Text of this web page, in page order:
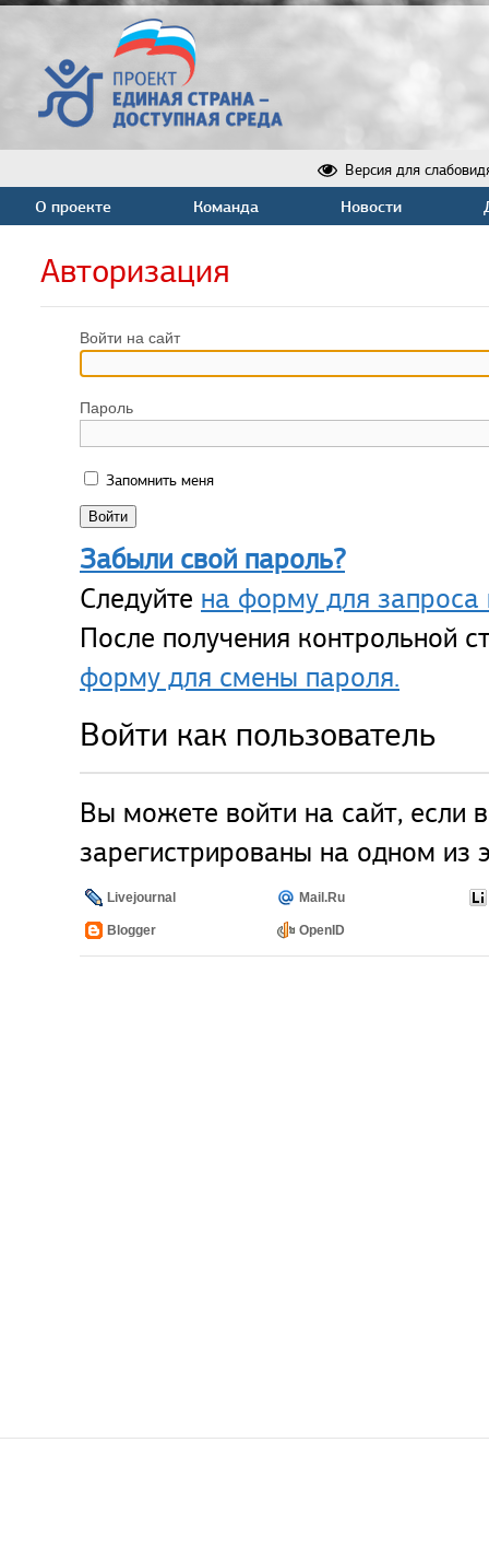
Версия для
О проекте Команда Новости
Авторизация
Войти на сайт
Пароль
Запомнить меня
Забыли свой пароль?
Следуйте на форму для запроса
После получения контрольной
форму для смены пароля.
Войти как пользователь
Вы можете войти на сайт, если
зарегистрированы на одном из
Livejournal Mail.Ru
Blogger OpenID